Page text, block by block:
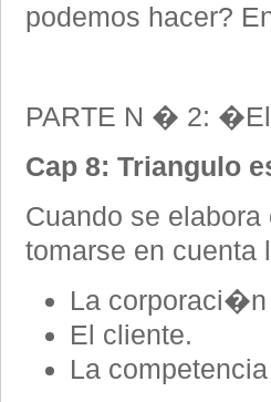
podemos hacer?
PARTE N � 2:
Cap 8: Triangulo
Cuando se
tomarse en cuenta
La corporaci�n
El cliente.
La competencia